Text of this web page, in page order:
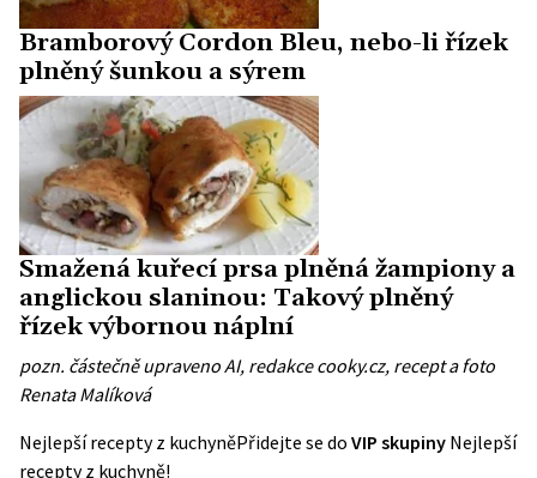
Bramborový Cordon Bleu, nebo-li řízek
plněný šunkou a sýrem
Smažená kuřecí prsa plněná žampiony a
anglickou slaninou: Takový plněný
řízek výbornou náplní
pozn. částečně upraveno AI, redakce cooky.cz, recept a foto
Renata Malíková
Nejlepší recepty z kuchyněPřidejte se do VIP skupiny Nejlepší
recepty z kuchyně!